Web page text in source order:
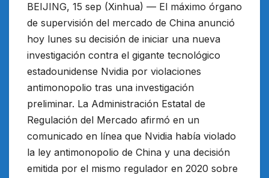
BEIJING, 15 sep (Xinhua) — El máximo órgano
de supervisión del mercado de China anunció
hoy lunes su decisión de iniciar una nueva
investigación contra el gigante tecnológico
estadounidense Nvidia por violaciones
antimonopolio tras una investigación
preliminar. La Administración Estatal de
Regulación del Mercado afirmó en un
comunicado en línea que Nvidia había violado
la ley antimonopolio de China y una decisión
emitida por el mismo regulador en 2020 sobre